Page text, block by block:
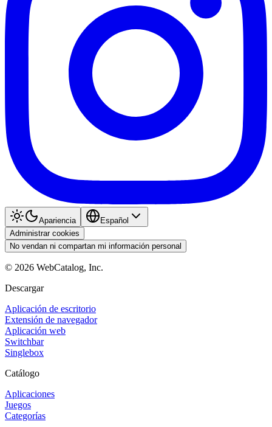
Apariencia
Español
Administrar cookies
No vendan ni compartan mi información personal
© 2026 WebCatalog, Inc.
Descargar
Aplicación de escritorio
Extensión de navegador
Aplicación web
Switchbar
Singlebox
Catálogo
Aplicaciones
Juegos
Categorías